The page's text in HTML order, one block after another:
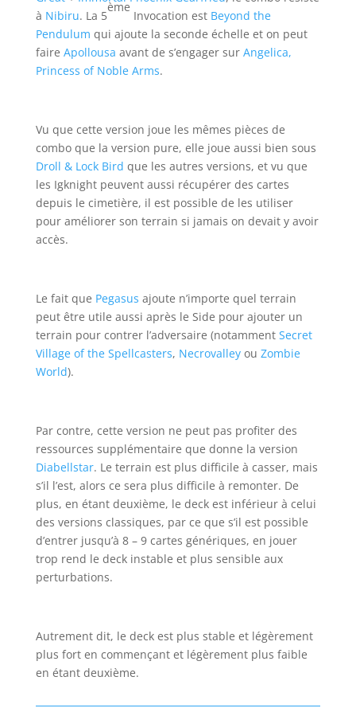
à Nibiru. La 5
ème
Invocation est Beyond the
Pendulum qui ajoute la seconde échelle et on peut
faire Apollousa avant de s’engager sur Angelica,
Princess of Noble Arms.
Vu que cette version joue les mêmes pièces de
combo que la version pure, elle joue aussi bien sous
Droll & Lock Bird que les autres versions, et vu que
les Igknight peuvent aussi récupérer des cartes
depuis le cimetière, il est possible de les utiliser
pour améliorer son terrain si jamais on devait y avoir
accès.
Le fait que Pegasus ajoute n’importe quel terrain
peut être utile aussi après le Side pour ajouter un
terrain pour contrer l’adversaire (notamment Secret
Village of the Spellcasters, Necrovalleyou Zombie
World).
Par contre, cette version ne peut pas profiter des
ressources supplémentaire que donne la version
Diabellstar. Le terrain est plus difficile à casser, mais
s’il l’est, alors ce sera plus difficile à remonter. De
plus, en étant deuxième, le deck est inférieur à celui
des versions classiques, par ce que s’il est possible
d’entrer jusqu’à 8 – 9 cartes génériques, en jouer
trop rend le deck instable et plus sensible aux
perturbations.
Autrement dit, le deck est plus stable et légèrement
plus fort en commençant et légèrement plus faible
en étant deuxième.